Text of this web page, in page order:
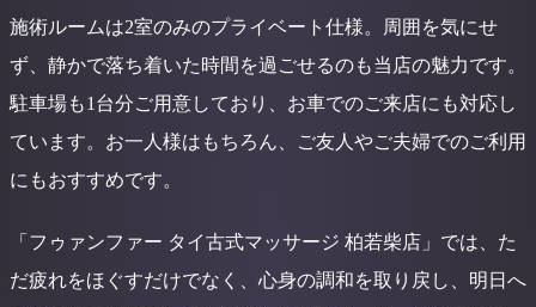
施術ルームは2室のみのプライベート仕様。周囲を気にせ
ず、静かで落ち着いた時間を過ごせるのも当店の魅力です。
駐車場も1台分ご用意しており、お車でのご来店にも対応し
ています。お一人様はもちろん、ご友人やご夫婦でのご利用
にもおすすめです。
「フゥァンファー タイ古式マッサージ 柏若柴店」では、た
だ疲れをほぐすだけでなく、心身の調和を取り戻し、明日へ